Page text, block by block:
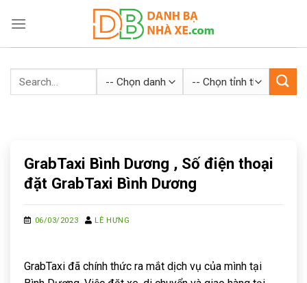
GrabTaxi Bình Dương , Số điện thoại
đặt GrabTaxi Bình Dương
06/03/2023 LÊ HƯNG
GrabTaxi đã chính thức ra mắt dịch vụ của mình tại